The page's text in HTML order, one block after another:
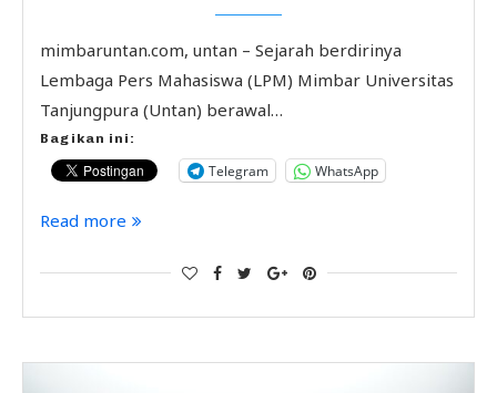
mimbaruntan.com, untan – Sejarah berdirinya
Lembaga Pers Mahasiswa (LPM) Mimbar Universitas
Tanjungpura (Untan) berawal…
Bagikan ini:
Telegram WhatsApp
Read more